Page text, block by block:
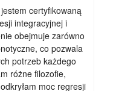
certyfikowaną
integracyjnej i
obejmuje zarówno
co pozwala
potrzeb każdego
różne filozofie,
moc regresji